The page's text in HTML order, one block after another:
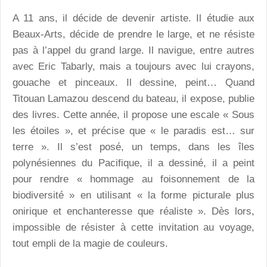
A 11 ans, il décide de devenir artiste. Il étudie aux
Beaux-Arts, décide de prendre le large, et ne résiste
pas à l’appel du grand large. Il navigue, entre autres
avec Eric Tabarly, mais a toujours avec lui crayons,
gouache et pinceaux. Il dessine, peint… Quand
Titouan Lamazou descend du bateau, il expose, publie
des livres. Cette année, il propose une escale « Sous
les étoiles », et précise que « le paradis est… sur
terre ». Il s’est posé, un temps, dans les îles
polynésiennes du Pacifique, il a dessiné, il a peint
pour rendre « hommage au foisonnement de la
biodiversité » en utilisant « la forme picturale plus
onirique et enchanteresse que réaliste ». Dès lors,
impossible de résister à cette invitation au voyage,
tout empli de la magie de couleurs.